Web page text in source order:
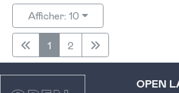
Afficher: 10
1 2
OPEN